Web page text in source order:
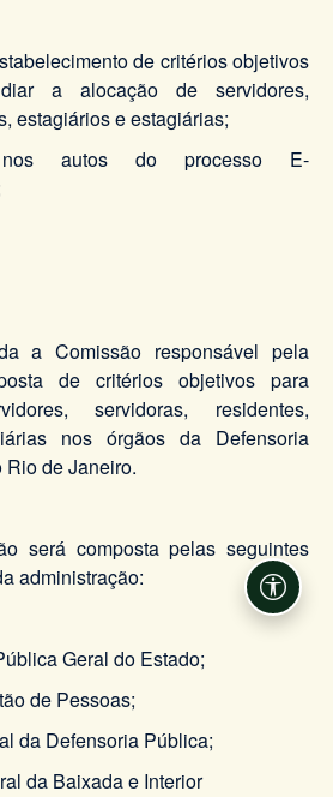
de critérios objetivos
a alocação de servidores,
estagiários e estagiárias;
autos do processo E-
a Comissão responsável pela
de critérios objetivos para
servidoras, residentes,
nos órgãos da Defensoria
de Janeiro.
será composta pelas seguintes
administração:
Geral do Estado;
de Pessoas;
da Defensoria Pública;
da Baixada e Interior